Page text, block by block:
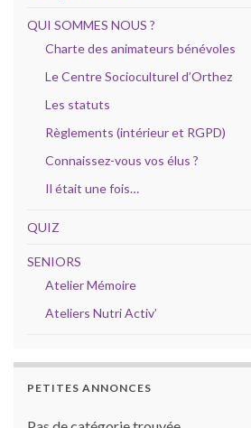
QUI SOMMES NOUS ?
Charte des animateurs bénévoles
Le Centre Socioculturel d’Orthez
Les statuts
Règlements (intérieur et RGPD)
Connaissez-vous vos élus ?
Il était une fois…
QUIZ
SENIORS
Atelier Mémoire
Ateliers Nutri Activ’
PETITES ANNONCES